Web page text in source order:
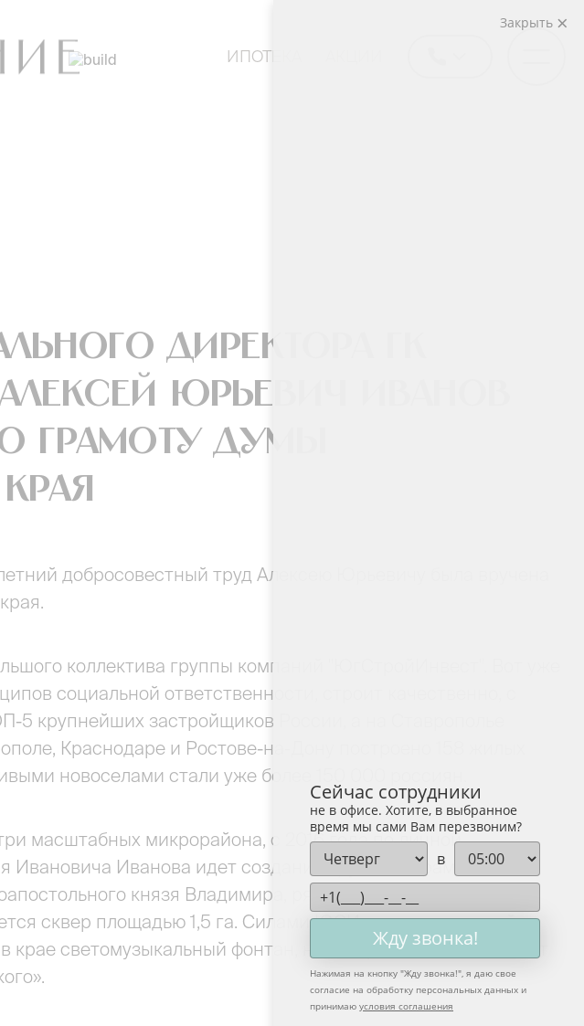
ИПОТЕКА
директора ГК
Юрьевич Иванов
грамоту Думы
добросовестный труд Алексею Юрьевичу была вручена
коллектива группы компаний "ЮгСтройИнвест". Вот уже
социальной ответственности, строит качественно, с
5 крупнейших застройщиков России, а на Ставрополье
Краснодаре и Ростове-на-Дону построено 158 жилых
новоселами стали уже более 150 000 россиян.
масштабных микрорайона, с 2016 года по личной
Ивановича Иванова идет создание крупного храмового
князя Владимира, рядом строится Духовно-
сквер площадью 1,5 га. Силами ЮСИ построены музей
светомузыкальный фонтан, на который, кстати, выходят
Закрыть
Сейчас сотрудники
не в офисе. Хотите, в выбранное
время мы сами Вам перезвоним?
в
Жду звонка!
Нажимая на кнопку "Жду звонка!", я даю свое
согласие на обработку персональных данных и
принимаю условия соглашения